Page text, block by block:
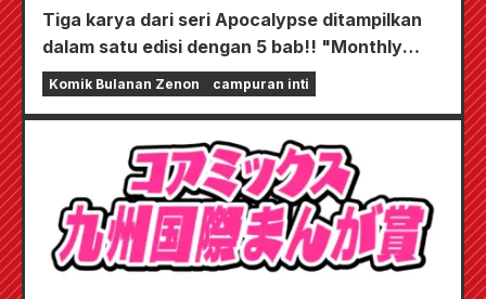
Tiga karya dari seri Apocalypse ditampilkan
dalam satu edisi dengan 5 bab!! "Monthly
Comic Zenon edisi September 2026" akan
mulai dijual pada tanggal 24 Juli!!
Komik Bulanan Zenon campuran inti